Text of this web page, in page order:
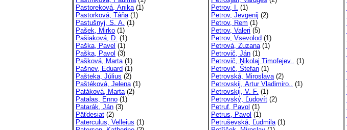
Pastoreková, Anika(1)
Pastorková, Táňa(1)
Pastušnyj, S. A. (1)
Pašek, Mirko (1)
Pašiaková, D. (1)
Paška, Pavel (1)
Paška, Pavol (3)
Pašková, Marta(1)
Pašnev, Eduard (1)
Pašteka, Július (2)
Paštéková, Jelena(1)
Patáková, Marta(2)
Patalas, Enno (1)
Patarák, Ján (3)
Päťdesiat (2)
Paterculus, Velleius (1)
Petrov, I. (1)
Petrov, Jevgenij (2)
Petrov, Rem (1)
Petrov, Valeri (5)
Petrov, Vsevolod (1)
Petrová, Zuzana(1)
Petrovič, Ján (1)
Petrovič, Nikolaj Timofejev.. (1)
Petrovič, Štefan (1)
Petrovská, Miroslava(2)
Petrovskij, Artur Vladimiro.. (1)
Petrovskij, V. F. (1)
Petrovský, Ľudovít (2)
Petruf, Pavol (1)
Petrus, Pavol (1)
Petruševská, Ľudmila(1)